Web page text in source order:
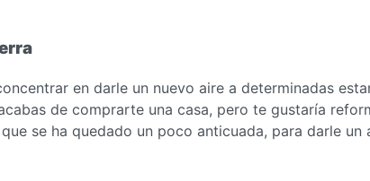
en darle un nuevo aire a determinadas
de comprarte una casa, pero te gustaría
se ha quedado un poco anticuada, para darle un